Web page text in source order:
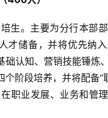
培生。主要为分行本部
才储备，并将优先纳
础认知、营销技能锤炼
个阶段培养，并将配备“
职业发展、业务和管